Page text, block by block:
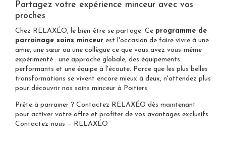
Partagez votre expérience minceur avec vos
proches
Chez RELAXÉO, le bien-être se partage. Ce programme de
parrainage soins minceur est l'occasion de faire vivre à une
amie, une sœur ou une collègue ce que vous avez vous-même
expérimenté : une approche globale, des équipements
performants et une équipe à l'écoute. Parce que les plus belles
transformations se vivent encore mieux à deux, n'attendez plus
pour découvrir nos soins minceur à Poitiers.
Prête à parrainer ? Contactez RELAXÉO dès maintenant
pour activer votre offre et profiter de vos avantages exclusifs.
Contactez-nous — RELAXÉO